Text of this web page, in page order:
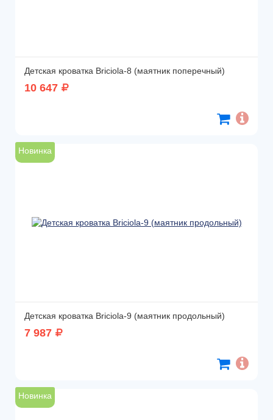
Детская кроватка Briciola-8 (маятник поперечный)
10 647
Новинка
Детская кроватка Briciola-9 (маятник продольный)
7 987
Новинка